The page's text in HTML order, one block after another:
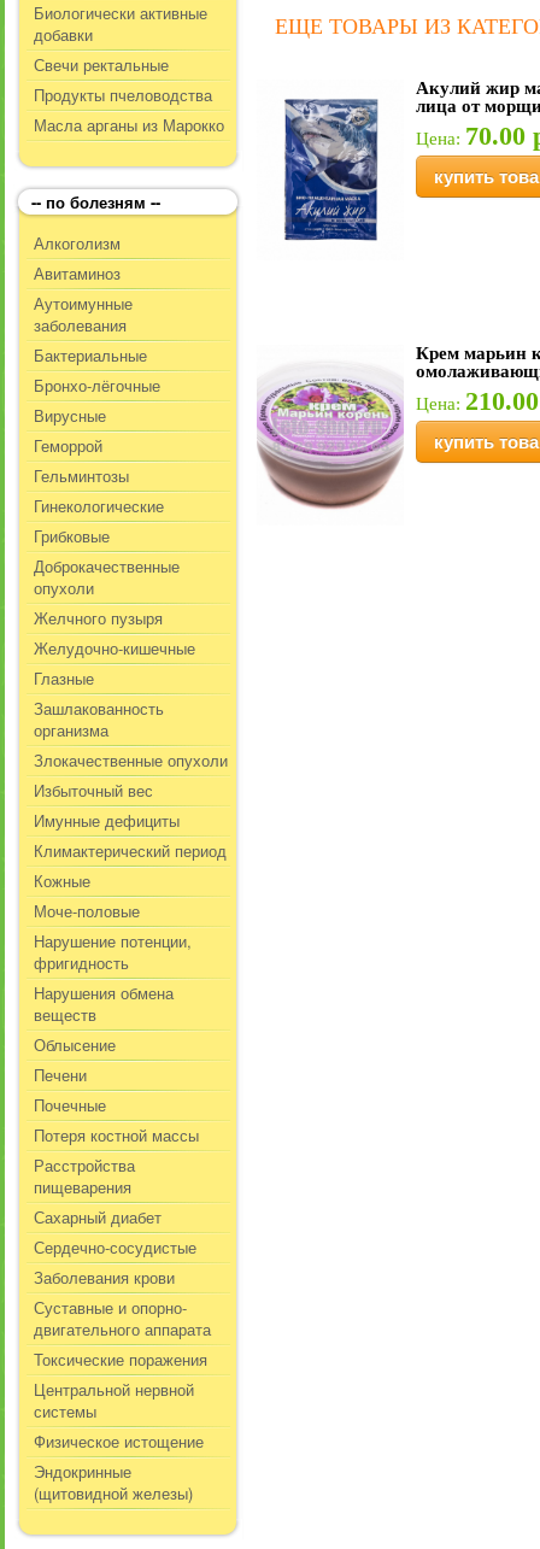
Биологически активные
добавки
Свечи ректальные
Продукты пчеловодства
Масла арганы из Марокко
-- по болезням --
Алкоголизм
Авитаминоз
Аутоимунные
заболевания
Бактериальные
Бронхо-лёгочные
Вирусные
Геморрой
Гельминтозы
Гинекологические
Грибковые
Доброкачественные
опухоли
Желчного пузыря
Желудочно-кишечные
Глазные
Зашлакованность
организма
Злокачественные опухоли
Избыточный вес
Имунные дефициты
Климактерический период
Кожные
Моче-половые
Нарушение потенции,
фригидность
Нарушения обмена
веществ
Облысение
Печени
Почечные
Потеря костной массы
Расстройства
пищеварения
Сахарный диабет
Сердечно-сосудистые
Заболевания крови
Суставные и опорно-
двигательного аппарата
Токсические поражения
Центральной нервной
системы
Физическое истощение
Эндокринные
(щитовидной железы)
ЕЩЕ ТОВАРЫ ИЗ
Акулий жир
лица от
Цена: 70.00
купить
Крем марьин
Цена:
купить